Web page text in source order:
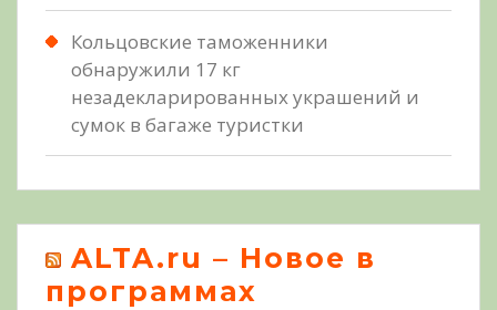
Кольцовские таможенники
обнаружили 17 кг
незадекларированных украшений и
сумок в багаже туристки
ALTA.ru – Новое в
программах